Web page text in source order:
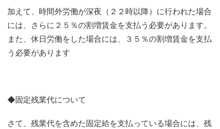
加えて、時間外労働が深夜（２２時以降）に行われた場合
には、さらに２５％の割増賃金を支払う必要があります。
また、休日労働をした場合には、３５％の割増賃金を支払
う必要があります
◆固定残業代について
さて、残業代を含めた固定給を支払っている場合には、残